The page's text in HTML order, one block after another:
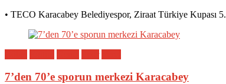
• TECO Karacabey Belediyespor, Ziraat Türkiye Kupası
7’den 70’e sporun merkezi Karacabey